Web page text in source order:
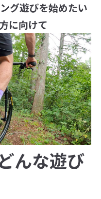
グ遊びを始めたい
に向けて
んな遊び